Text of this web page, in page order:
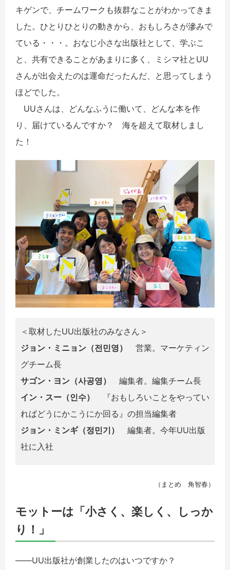
キゲンで、チームワークも抜群なことがわかってきま
した。ひとりひとりの動きから、おもしろさが滲みで
ている・・・。おなじ小さな出版社として、学ぶこ
と、共有できることがあまりに多く、ミシマ社とUU
さんが出会えたのは運命だったんだ、と思ってしまう
ほどでした。
UUさんは、どんなふうに働いて、どんな本を作
り、届けているんですか？ 海を超えて取材しまし
た！
＜取材したUU出版社のみなさん＞
ジョン・ミニョン（전민영）
営業。マーケティン
グチーム長
サゴン・ヨン（사공영）
編集者。編集チーム長
イン・スー（인수）
『おもしろいことをやってい
ればどうにかこうにか回る』の担当編集者
ジョン・ミンギ（정민기）
編集者。今年UU出版
社に入社
（まとめ 角智春）
モットーは「小さく、楽しく、しっか
り！」
――UU出版社が創業したのはいつですか？